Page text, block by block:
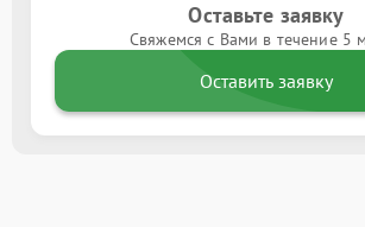
Оставьте заявку
Свяжемся с Вами в течение 5
Оставить заявку